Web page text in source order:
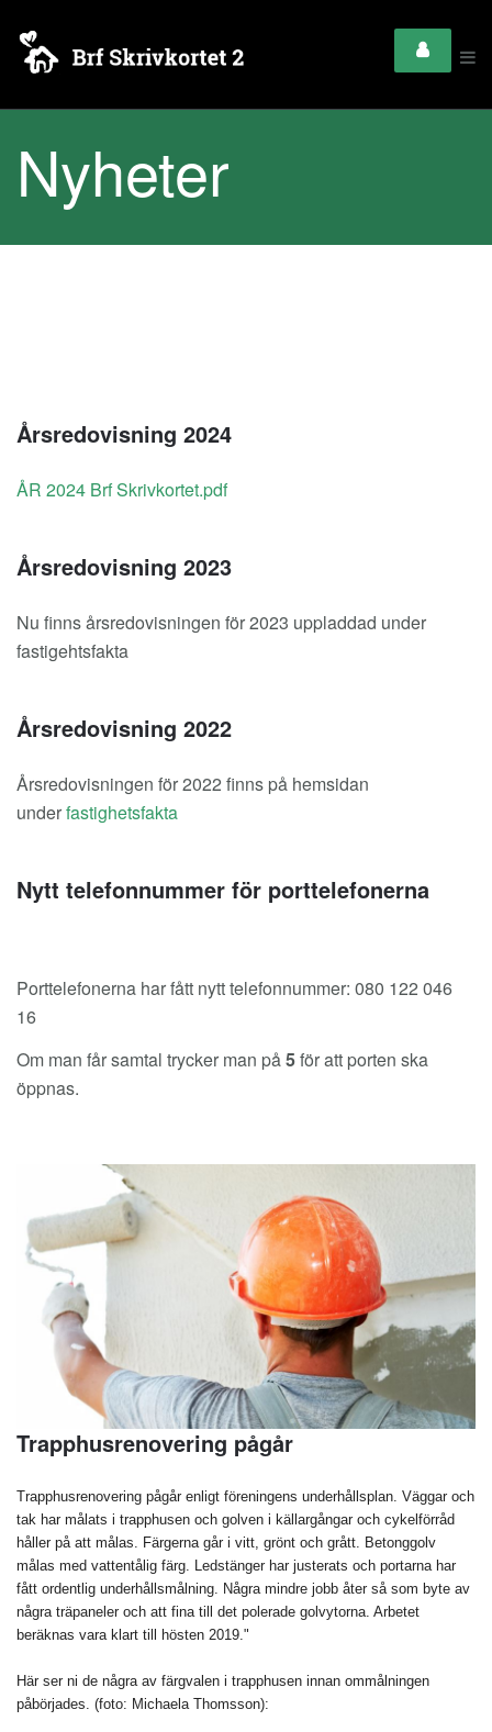
Nyheter
Årsredovisning 2024
ÅR 2024 Brf Skrivkortet.pdf
Årsredovisning 2023
Nu finns årsredovisningen för 2023 uppladdad under
fastigehtsfakta
Årsredovisning 2022
Årsredovisningen för 2022 finns på hemsidan
underfastighetsfakta
Nytt telefonnummer för porttelefonerna
Porttelefonerna har fått nytt telefonnummer: 080 122 046
16
Om man får samtal trycker man på5för att porten ska
öppnas.
Trapphusrenovering pågår
Trapphusrenovering pågår enligt föreningens underhållsplan. Väggar och
tak har målats i trapphusen och golven i källargångar och cykelförråd
håller på att målas. Färgerna går i vitt, grönt och grått. Betonggolv
målas med vattentålig färg. Ledstänger har justerats och portarna har
fått ordentlig underhållsmålning. Några mindre jobb åter så som byte av
några träpaneler och att fina till det polerade golvytorna. Arbetet
beräknas vara klart till hösten 2019."
Här ser ni de några av färgvalen i trapphusen innan ommålningen
påbörjades. (foto: Michaela Thomsson):